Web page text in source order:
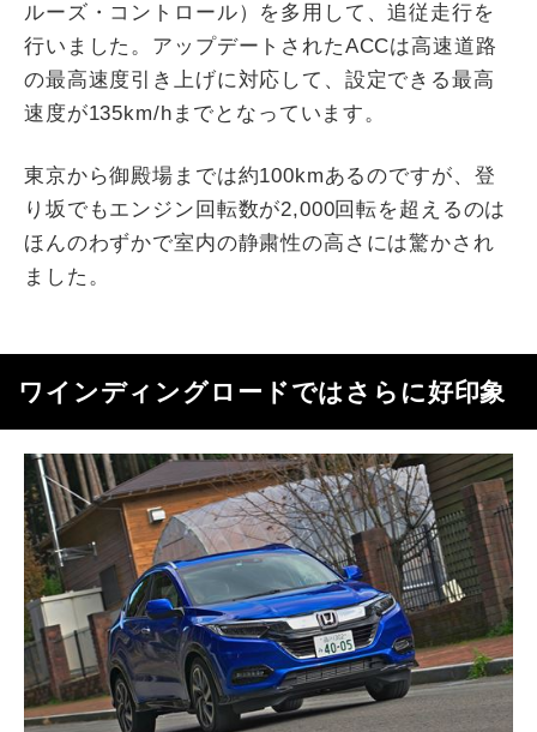
ルーズ・コントロール）を多用して、追従走行を
行いました。アップデートされたACCは高速道路
の最高速度引き上げに対応して、設定できる最高
速度が135km/hまでとなっています。
東京から御殿場までは約100kmあるのですが、登
り坂でもエンジン回転数が2,000回転を超えるのは
ほんのわずかで室内の静粛性の高さには驚かされ
ました。
ワインディングロードではさらに好印象